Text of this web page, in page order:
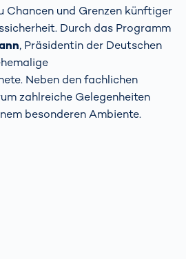
Chancen und Grenzen künftiger
Durch das Programm
, Präsidentin der Deutschen
Neben den fachlichen
zahlreiche Gelegenheiten
besonderen Ambiente.